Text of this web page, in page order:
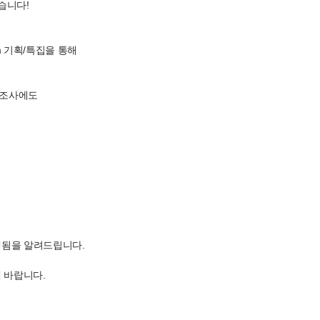
니다!
획/특집을 통해
사에도
을 알려드립니다.
랍니다.